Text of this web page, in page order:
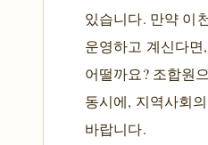
있습니다. 만약 이
운영하고 계신다
어떨까요? 조합원
동시에, 지역사회
바랍니다.